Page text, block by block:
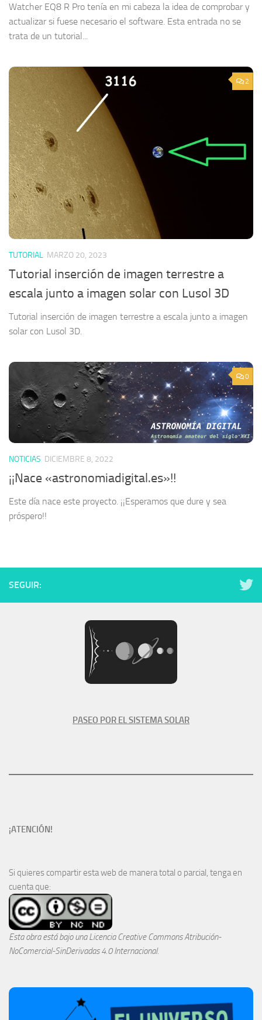
Watcher EQ8 R Pro tenía en mi cabeza la idea de comprobar y
actualizar si fuese necesario el software. Esta entrada no se
trata de un tutorial...
2
TUTORIAL MARZO 20, 2023
Tutorial inserción de imagen terrestre a
escala junto a imagen solar con Lusol 3D
Tutorial inserción de imagen terrestre a escala junto a imagen
solar con Lusol 3D.
0
NOTICIAS DICIEMBRE 8, 2022
¡¡Nace «astronomiadigital.es»!!
Este día nace este proyecto. ¡¡Esperamos que dure y sea
próspero!!
SEGUIR:
PASEO POR EL SISTEMA SOLAR
¡ATENCIÓN!
Si quieres compartir esta web de manera total o parcial, tenga en
cuenta que:
Esta obra está bajo unaLicencia Creative Commons Atribución-
NoComercial-SinDerivadas 4.0 Internacional.